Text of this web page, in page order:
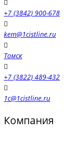
+7 (3842) 900-678
kem@1cistline.ru
Томск
+7 (3822) 489-432
1c@1cistline.ru
Компания